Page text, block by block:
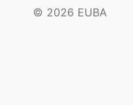
© 2026 EUBA